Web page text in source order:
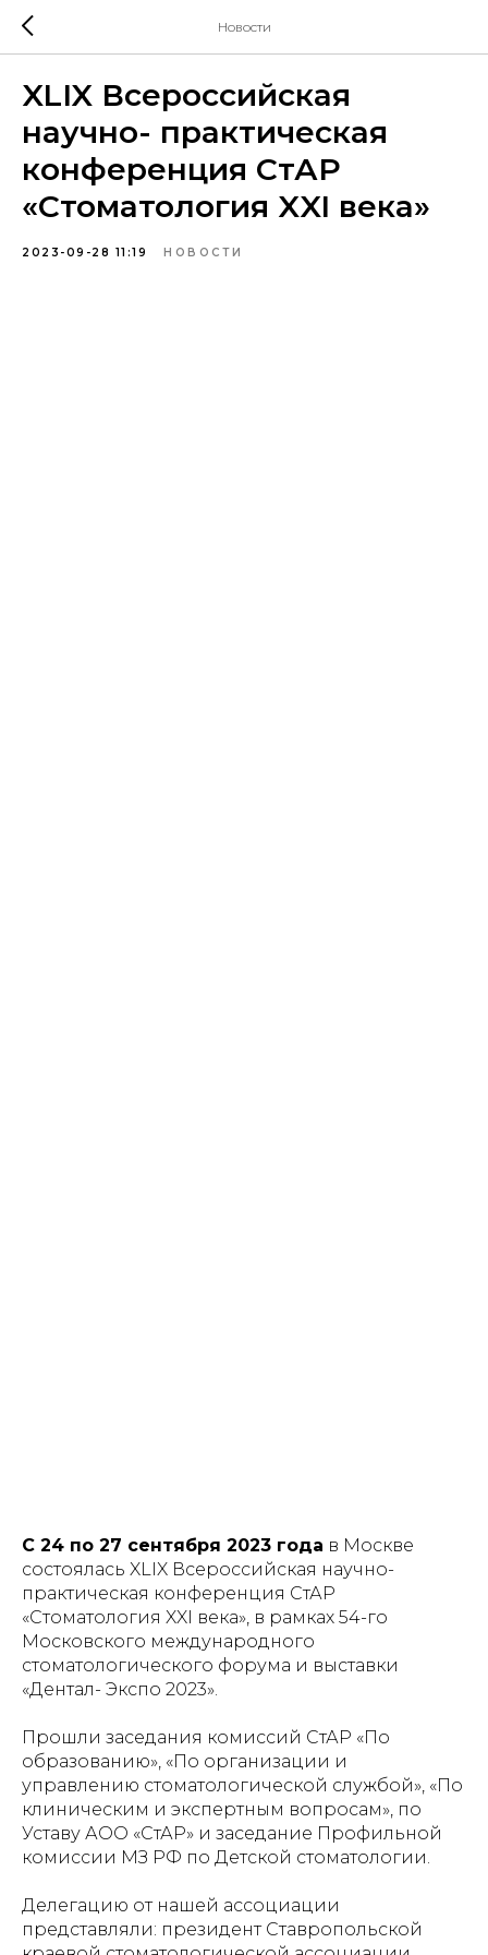
Новости
XLIX Всероссийская
научно- практическая
конференция СтАР
«Стоматология XXI века»
2023-09-28 11:19 НОВОСТИ
С 24 по 27 сентября 2023 года в Москве
состоялась XLIX Всероссийская научно-
практическая конференция СтАР
«Стоматология XXI века», в рамках 54-го
Московского международного
стоматологического форума и выставки
«Дентал- Экспо 2023».
Прошли заседания комиссий СтАР «По
образованию», «По организации и
управлению стоматологической службой», «По
клиническим и экспертным вопросам», по
Уставу АОО «СтАР» и заседание Профильной
комиссии МЗ РФ по Детской стоматологии.
Делегацию от нашей ассоциации
представляли: президент Ставропольской